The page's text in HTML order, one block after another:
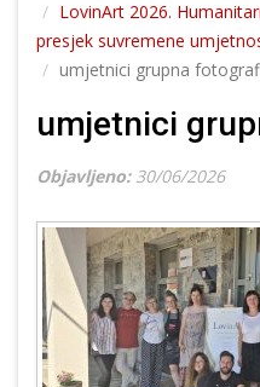
LovinArt 2026.
presjek suvremene
umjetnici grupna
umjetnici
Objavljeno: 30/06/2026